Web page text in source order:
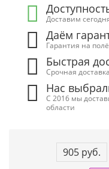
Доставим
Даём
Гарантия на
Быстрая
Срочная
Нас
С 2016 мы
области
905 руб.